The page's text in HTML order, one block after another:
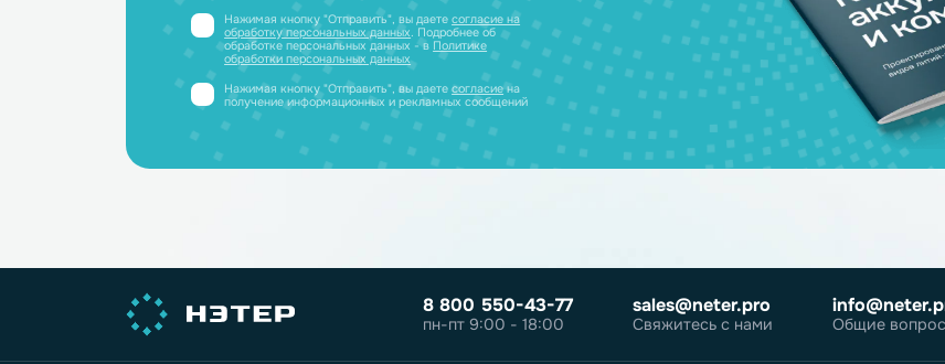
Получите профессиональную консультацию и
полный каталог литиевых аккумуляторов в одном
PDF-файле